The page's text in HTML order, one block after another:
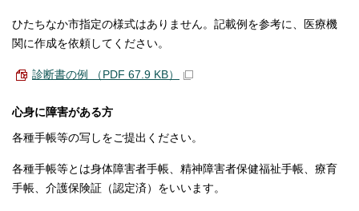
ひたちなか市指定の様式はありません。記載例を参考に、医療機
関に作成を依頼してください。
診断書の例 （PDF 67.9 KB）
心身に障害がある方
各種手帳等の写しをご提出ください。
各種手帳等とは身体障害者手帳、精神障害者保健福祉手帳、療育
手帳、介護保険証（認定済）をいいます。